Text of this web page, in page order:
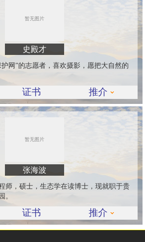
史殿才
网”的志愿者，喜欢摄影，愿把大自然的
证书 推介
张海波
师，硕士，生态学在读博士，现就职于贵
。
证书 推介